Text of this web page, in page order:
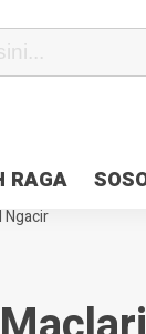
RAGA
Sejuk Polri di
Cair 10 Persen,
Ngacir